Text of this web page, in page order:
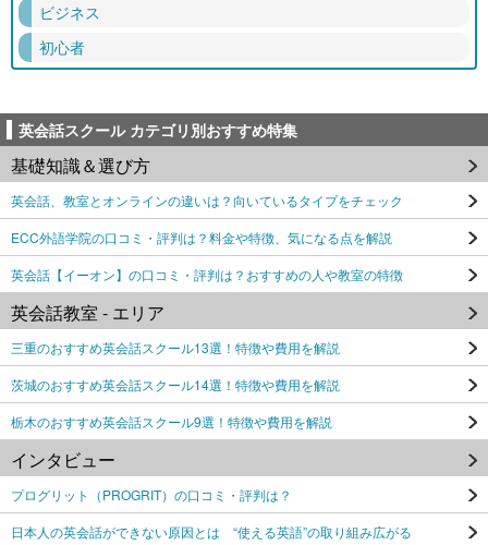
ビジネス
初心者
英会話スクール カテゴリ別おすすめ特集
基礎知識＆選び方
英会話、教室とオンラインの違いは？向いているタイプをチェック
ECC外語学院の口コミ・評判は？料金や特徴、気になる点を解説
英会話【イーオン】の口コミ・評判は？おすすめの人や教室の特徴
英会話教室 - エリア
三重のおすすめ英会話スクール13選！特徴や費用を解説
茨城のおすすめ英会話スクール14選！特徴や費用を解説
栃木のおすすめ英会話スクール9選！特徴や費用を解説
インタビュー
プログリット（PROGRIT）の口コミ・評判は？
日本人の英会話ができない原因とは “使える英語”の取り組み広がる